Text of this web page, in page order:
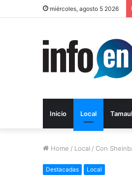
miércoles, agosto 5 2026
Inicio Local
Home / Local / Con
Destacadas Local